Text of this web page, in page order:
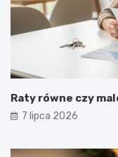
Raty równe czy
7 lipca 2026